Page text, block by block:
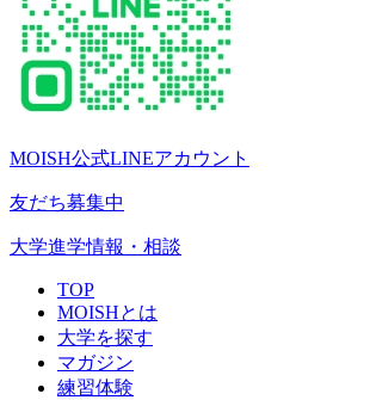
MOISH公式LINEアカウント
友だち募集中
大学進学情報・相談
TOP
MOISHとは
大学を探す
マガジン
練習体験